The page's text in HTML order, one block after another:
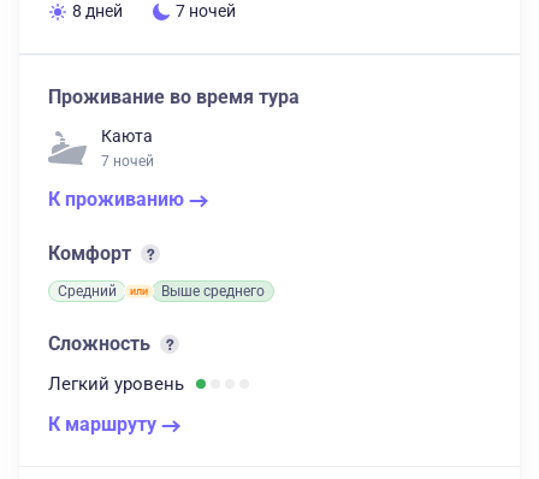
8 дней 7 ночей
Проживание во время тура
Каюта
7 ночей
К проживанию
Комфорт
Средний Выше среднего
Сложность
Легкий уровень
К маршруту